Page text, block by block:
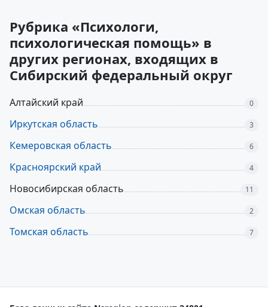
Рубрика «Психологи,
психологическая помощь» в
других регионах, входящих в
Сибирский федеральный округ
Алтайский край 0
Иркутская область 3
Кемеровская область 6
Красноярский край 4
Новосибирская область 11
Омская область 2
Томская область 7